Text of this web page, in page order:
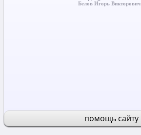
Белов Игорь Викторович
помощь сайту